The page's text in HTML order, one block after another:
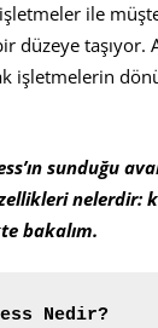
ile
düzeye taşıyor.
işletmelerin
sunduğu
nelerdir:
bakalım.
Nedir?